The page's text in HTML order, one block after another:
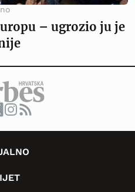
– ugrozio ju je